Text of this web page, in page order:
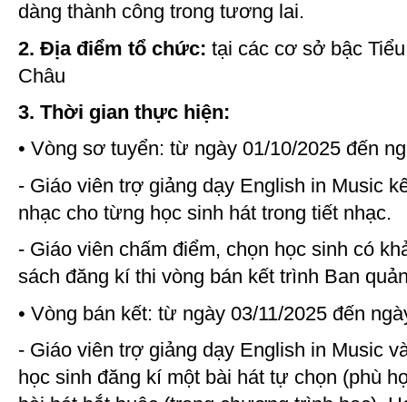
dàng thành công trong tương lai.
2. Địa điểm tổ chức: tại các cơ sở bậc
Châu
3. Thời gian thực hiện:
• Vòng sơ tuyển: từ ngày 01/10/2025 đến
- Giáo viên trợ giảng dạy English in Music
nhạc cho từng học sinh hát trong tiết nhạc.
- Giáo viên chấm điểm, chọn học sinh có
sách đăng kí thi vòng bán kết trình Ban
• Vòng bán kết: từ ngày 03/11/2025 đến
- Giáo viên trợ giảng dạy English in Music
học sinh đăng kí một bài hát tự chọn (phù